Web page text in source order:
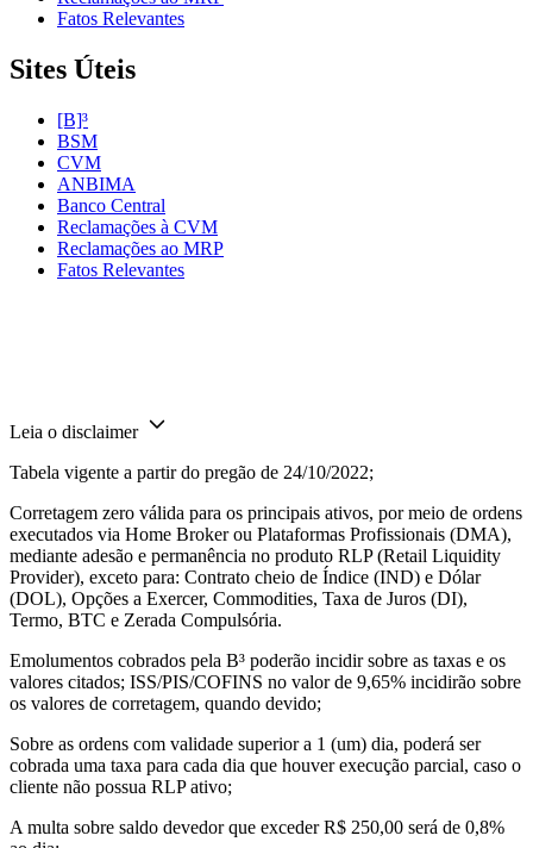
Fatos Relevantes
Sites Úteis
[B]³
BSM
CVM
ANBIMA
Banco Central
Reclamações à CVM
Reclamações ao MRP
Fatos Relevantes
Leia o disclaimer
Tabela vigente a partir do pregão de 24/10/2022;
Corretagem zero válida para os principais ativos, por meio de ordens
executados via Home Broker ou Plataformas Profissionais (DMA),
mediante adesão e permanência no produto RLP (Retail Liquidity
Provider), exceto para: Contrato cheio de Índice (IND) e Dólar
(DOL), Opções a Exercer, Commodities, Taxa de Juros (DI),
Termo, BTC e Zerada Compulsória.
Emolumentos cobrados pela B³ poderão incidir sobre as taxas e os
valores citados; ISS/PIS/COFINS no valor de 9,65% incidirão sobre
os valores de corretagem, quando devido;
Sobre as ordens com validade superior a 1 (um) dia, poderá ser
cobrada uma taxa para cada dia que houver execução parcial, caso o
cliente não possua RLP ativo;
A multa sobre saldo devedor que exceder R$ 250,00 será de 0,8%